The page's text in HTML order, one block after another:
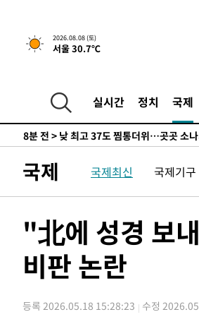
2026.08.08 (토)
서울 30.7℃
실시간 정치 국제
실천"
-10038초 전 >이란, "오만과 '중앙 단일 루
운드는 임시"
-1533초 전 >
[단독]중수청 지원 검사들,
낮 최고 37도 찜통더위…곳곳 소
36분 전 >SK하이닉스, 용인·청주 팹에
1시간 전 >
외국인 심판 성 접대 7경기 들
1시간 전 >[속보]코스닥, 2.86포인트
1시간 전 >
[속보]코스피, 6200선 약보합
1시간 전 >[속보]원·달러 환율, 7.7원 내
1시간 전 >[속보] 노원서 40.1도 관측…서
2시간 전 >[속보]종합특검, '계엄 수용공간
11시간 압수수색에 성접대 파
국제 국제최신 국제기구
"北에 성경 보
비판 논란
등록 2026.05.18 15:28:23 수정